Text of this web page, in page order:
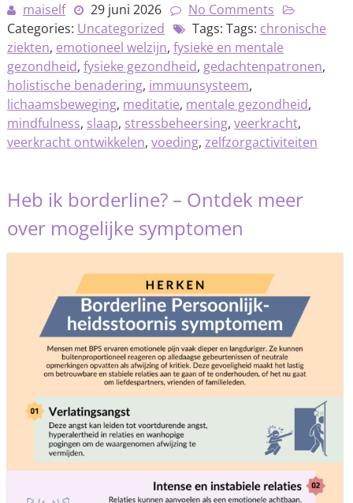
maiself
29 juni 2026
No Comments
Categories: Uncategorized Tags: Tags: chronische
ziekten, emotioneel welzijn, fysieke en mentale
gezondheid, fysieke gezondheid, gedachtenpatronen,
holistische benadering, immuunsysteem,
lichaamsbeweging, meditatie, mentale gezondheid,
mindfulness, slaap, stressbeheersing, veerkracht,
veerkracht ontwikkelen, voeding, zelfzorgactiviteiten
Heb ik borderline? – Ontdek meer
over mogelijke symptomen